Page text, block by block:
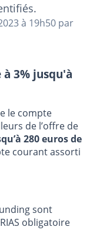
à 19h50 par
à 3% jusqu'à
le compte
de l’offre de
280 euros de
courant assorti
sont
obligatoire